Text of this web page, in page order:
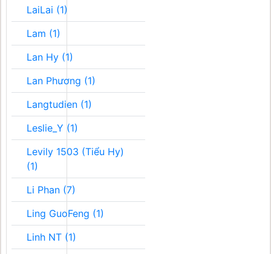
LaiLai (1)
Lam (1)
Lan Hy (1)
Lan Phương (1)
Langtudien (1)
Leslie_Y (1)
Levily 1503 (Tiểu Hy)
(1)
Li Phan (7)
Ling GuoFeng (1)
Linh NT (1)